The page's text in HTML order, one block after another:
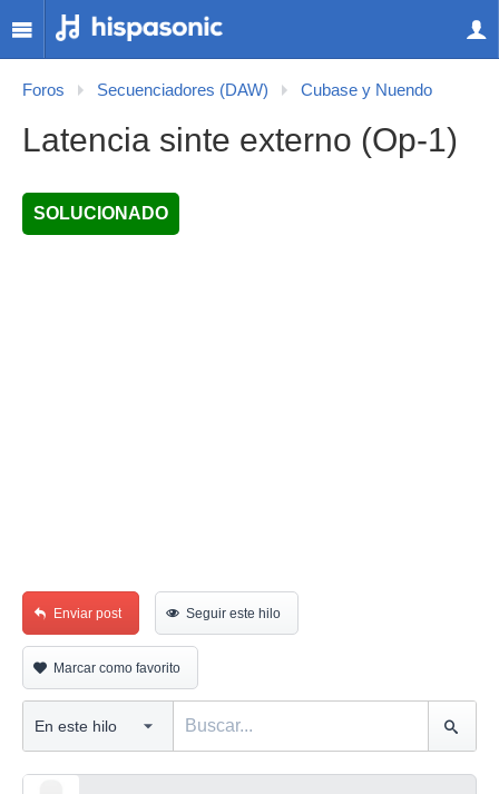
Foros Secuenciadores (DAW) Cubase y Nuendo
Latencia sinte externo (Op-1)
SOLUCIONADO
Enviar post Seguir este hilo
Marcar como favorito